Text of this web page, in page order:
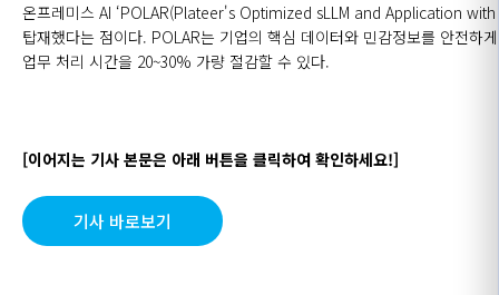
온프레미스 AI ‘POLAR(Plateer's Optimized sLLM and Application with
탑재했다는 점이다. POLAR는 기업의 핵심 데이터와 민감정보를 안전하
업무 처리 시간을 20~30% 가량 절감할 수 있다.
[이어지는 기사 본문은 아래 버튼을 클릭하여 확인하세요!]
기사 바로보기